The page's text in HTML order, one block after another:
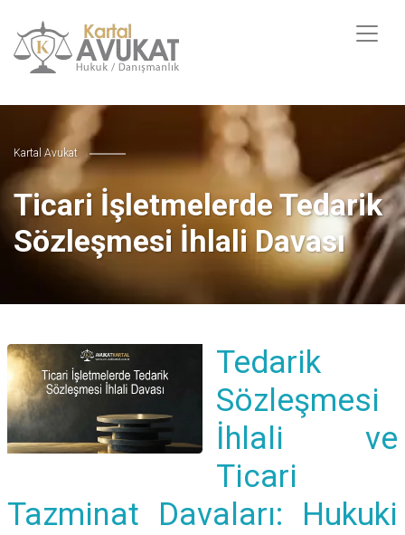
Kartal Avukat
Ticari İşletmelerde Tedarik
Sözleşmesi İhlali Davası
Tedarik
Sözleşmesi
İhlali ve
Ticari
Tazminat Davaları: Hukuki